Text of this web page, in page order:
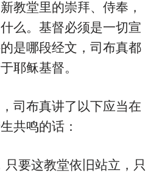
教堂里的崇拜、侍奉，
么。基督必须是一切宣
是哪段经文，司布真都
耶稣基督。
司布真讲了以下应当在
共鸣的话：
只要这教堂依旧站立，只